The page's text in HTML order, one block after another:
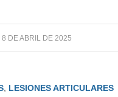
8 DE ABRIL DE 2025
, LESIONES ARTICULARES